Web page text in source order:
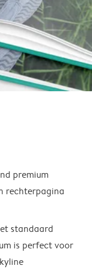
premium
rechterpagina
standaard
is perfect voor